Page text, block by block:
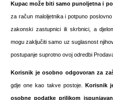
Kupac može biti samo punoljetna i
za račun maloljetnika i potpuno
zakonski zastupnici ili skrbnici, a
mogu zaključiti samo uz suglasnost
postupanje suprotno ovoj odredbi
Korisnik je osobno odgovoran za
gdje one kao takve postoje. Korisnik
osobne podatke prilikom